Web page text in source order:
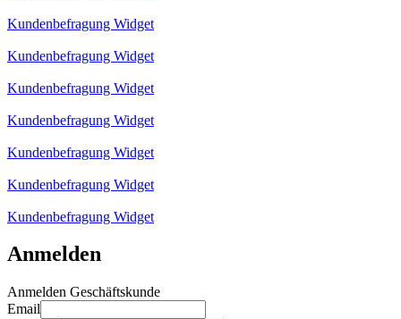
Kundenbefragung Widget
Kundenbefragung Widget
Kundenbefragung Widget
Kundenbefragung Widget
Kundenbefragung Widget
Kundenbefragung Widget
Kundenbefragung Widget
Anmelden
Anmelden Geschäftskunde
Email